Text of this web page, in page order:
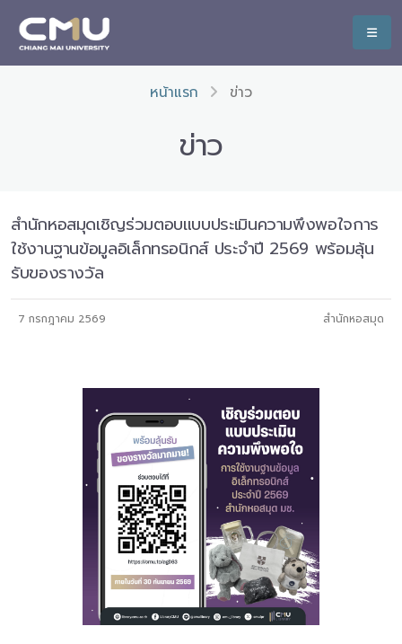
หน้าแรก ข่าว
ข่าว
สำนักหอสมุดเชิญร่วมตอบแบบประเมินความพึงพอใจการ
ใช้งานฐานข้อมูลอิเล็กทรอนิกส์ ประจำปี 2569 พร้อมลุ้น
รับของรางวัล
7 กรกฎาคม 2569 สำนักหอสมุด